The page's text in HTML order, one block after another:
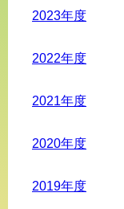
2023年度
2022年度
2021年度
2020年度
2019年度